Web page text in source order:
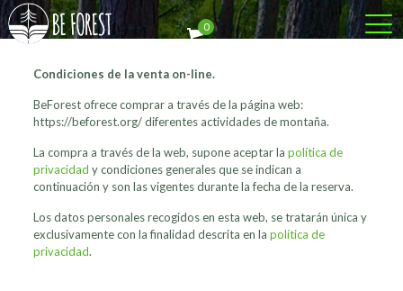
0
Condiciones de la venta on-line.
BeForest ofrece comprar a través de la página web:
https://beforest.org/ diferentes actividades de montaña.
La compra a través de la web, supone aceptar la política de
privacidad y condiciones generales que se indican a
continuación y son las vigentes durante la fecha de la reserva.
Los datos personales recogidos en esta web, se tratarán única y
exclusivamente con la finalidad descrita en la política de
privacidad.